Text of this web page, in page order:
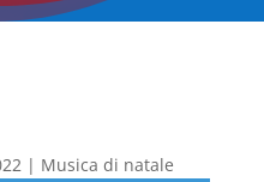
| Musica di natale